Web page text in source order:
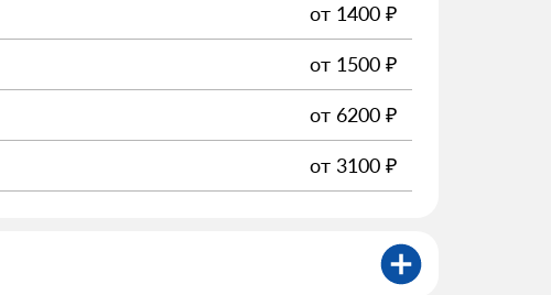
от 1400 ₽
от 1500 ₽
от 6200 ₽
от 3100 ₽